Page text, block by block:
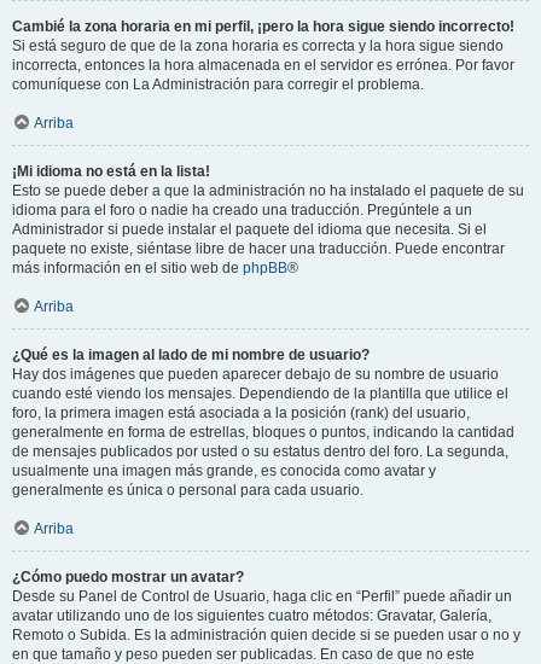
Cambié la zona horaria en mi perfil, ¡pero la hora sigue siendo incorrecto!
Si está seguro de que de la zona horaria es correcta y la hora sigue siendo
incorrecta, entonces la hora almacenada en el servidor es errónea. Por favor
comuníquese con La Administración para corregir el problema.
Arriba
¡Mi idioma no está en la lista!
Esto se puede deber a que la administración no ha instalado el paquete de su
idioma para el foro o nadie ha creado una traducción. Pregúntele a un
Administrador si puede instalar el paquete del idioma que necesita. Si el
paquete no existe, siéntase libre de hacer una traducción. Puede encontrar
más información en el sitio web de phpBB®
Arriba
¿Qué es la imagen al lado de mi nombre de usuario?
Hay dos imágenes que pueden aparecer debajo de su nombre de usuario
cuando esté viendo los mensajes. Dependiendo de la plantilla que utilice el
foro, la primera imagen está asociada a la posición (rank) del usuario,
generalmente en forma de estrellas, bloques o puntos, indicando la cantidad
de mensajes publicados por usted o su estatus dentro del foro. La segunda,
usualmente una imagen más grande, es conocida como avatar y
generalmente es única o personal para cada usuario.
Arriba
¿Cómo puedo mostrar un avatar?
Desde su Panel de Control de Usuario, haga clic en “Perfil” puede añadir un
avatar utilizando uno de los siguientes cuatro métodos: Gravatar, Galería,
Remoto o Subida. Es la administración quien decide si se pueden usar o no y
en que tamaño y peso pueden ser publicadas. En caso de que no este